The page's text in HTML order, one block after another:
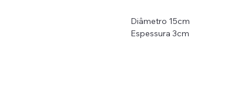
Diâmetro 15cm
Espessura 3cm